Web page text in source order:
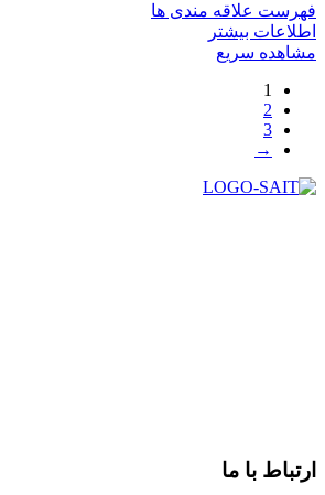
فهرست علاقه مندی ها
اطلاعات بیشتر
مشاهده سریع
1
2
3
→
ارتباط با ما